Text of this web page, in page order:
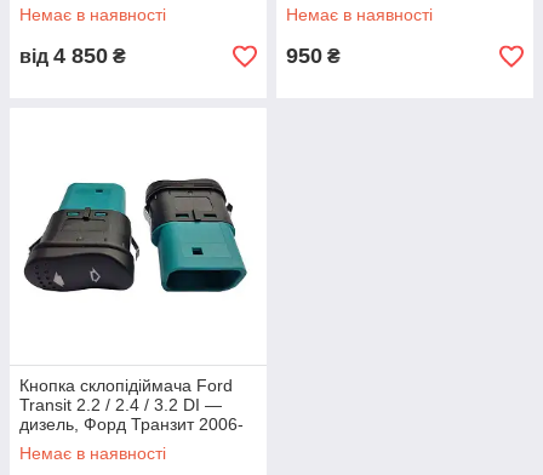
6C1T11000AF / 1385378
Немає в наявності
від 4 850 ₴
2006-2013, BOSCH
2339305033
Немає в наявності
950 ₴
Кнопка склопідіймача Ford
Transit 2.2 / 2.4 / 3.2 DI —
дизель, Форд Транзит 2006-
2013, 5C1T14529AA/
1383293
Немає в наявності